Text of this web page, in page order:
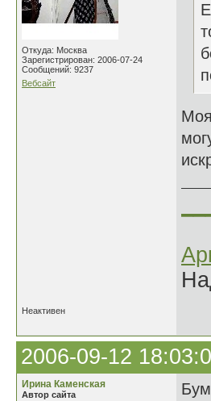
Откуда: Москва
Зарегистрирован: 2006-07-24
Сообщений: 9237
Вебсайт
Неактивен
2006-09-12
Ирина Каменская
Автор сайта